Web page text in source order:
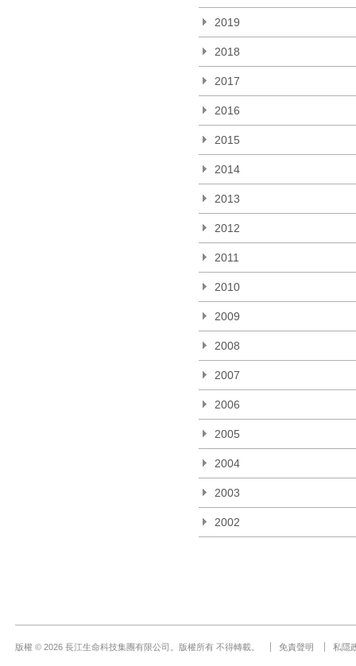
2019
2018
2017
2016
2015
2014
2013
2012
2011
2010
2009
2008
2007
2006
2005
2004
2003
2002
版權 © 2026 長江生命科技集團有限公司。版權所有 不得轉載。 免責聲明 私隱